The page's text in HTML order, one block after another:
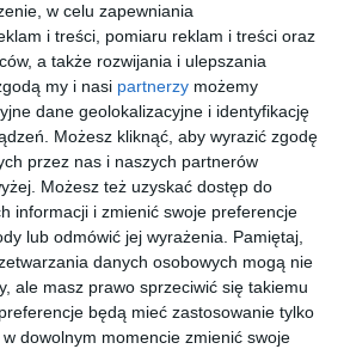
w celu zapewniania
i treści, pomiaru reklam i treści oraz
a także rozwijania i ulepszania
my i nasi partnerzy możemy
dane geolokalizacyjne i identyfikację
Możesz kliknąć, aby wyrazić zgodę
przez nas i naszych partnerów
Możesz też uzyskać dostęp do
informacji i zmienić swoje preferencje
lub odmówić jej wyrażenia.
Pamiętaj,
danych osobowych mogą nie
ale masz prawo sprzeciwić się takiemu
będą mieć zastosowanie tylko
dowolnym momencie zmienić swoje
e-book ] [ książka, e-book ]
Prawie
martwy
Ake Edwardson
Najpiękni
ejszy kraj
e-book ]
10
[ książka, e-book ]
Kamienny
żagiel
Ake Edwardson
[ książka, e-book ]
Wołanie z
oddali
Ake Edwardson